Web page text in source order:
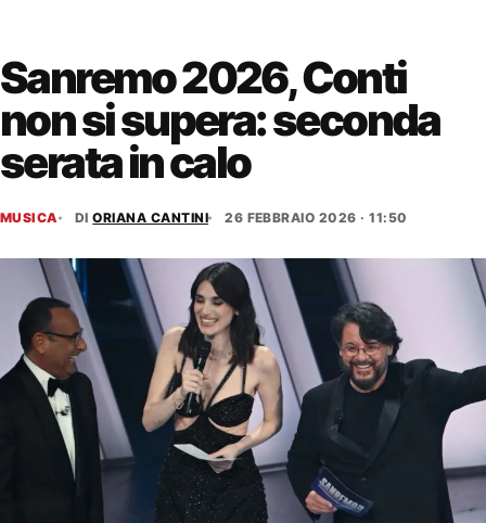
Sanremo 2026, Conti
non si supera: seconda
serata in calo
MUSICA DIORIANA CANTINI 26 FEBBRAIO 2026 · 11:50